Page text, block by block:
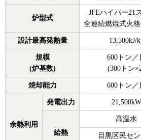
炉型式
JFEハイパー21
全連続燃焼式火
設計最高発熱量 13,500kJ/
規模
(炉基数)
600トン／
(300トン
焼却能力 600トン／
余熱利用
発電出力 21,500kW
給熱
高温水
目黒区民セ